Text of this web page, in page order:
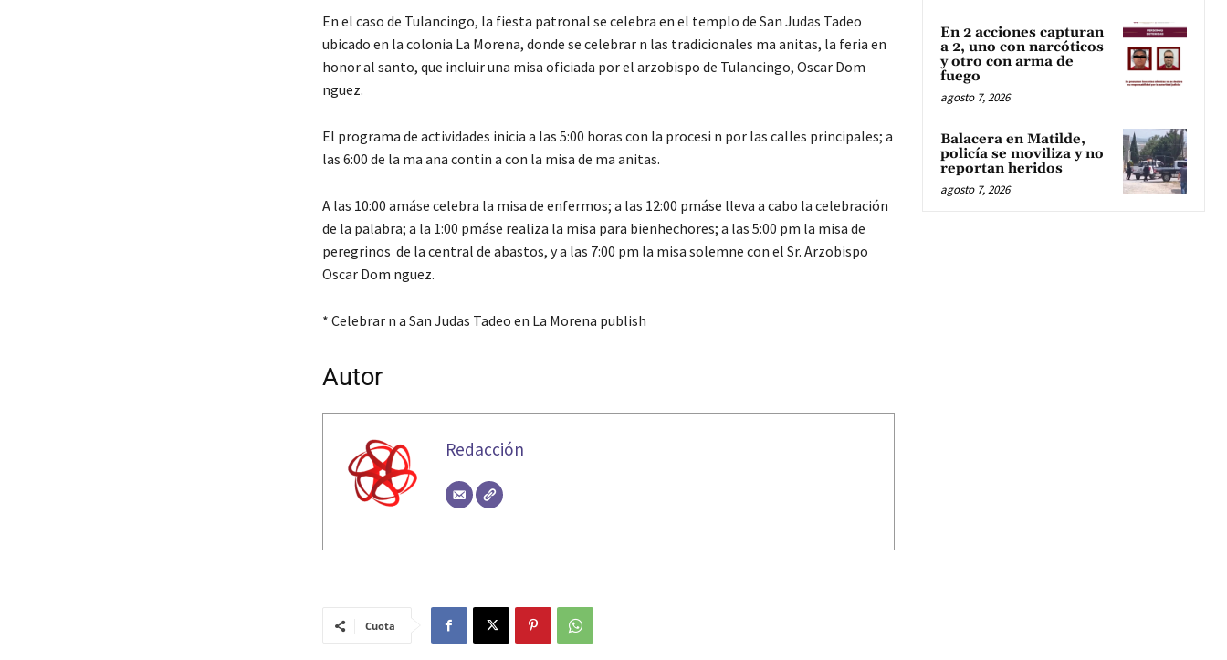
En el caso de Tulancingo, la fiesta patronal se celebra en el templo de San Judas Tadeo
ubicado en la colonia La Morena, donde se celebrar n las tradicionales ma anitas, la feria en
honor al santo, que incluir una misa oficiada por el arzobispo de Tulancingo, Oscar Dom
nguez.
El programa de actividades inicia a las 5:00 horas con la procesi n por las calles principales; a
las 6:00 de la ma ana contin a con la misa de ma anitas.
A las 10:00 amáse celebra la misa de enfermos; a las 12:00 pmáse lleva a cabo la celebración
de la palabra; a la 1:00 pmáse realiza la misa para bienhechores; a las 5:00 pm la misa de
peregrinos de la central de abastos, y a las 7:00 pm la misa solemne con el Sr. Arzobispo
Oscar Dom nguez.
* Celebrar n a San Judas Tadeo en La Morena publish
Autor
Redacción
Cuota
En 2 acciones capturan
a 2, uno con narcóticos
y otro con arma de
fuego
agosto 7, 2026
Balacera en Matilde,
policía se moviliza y no
reportan heridos
agosto 7, 2026